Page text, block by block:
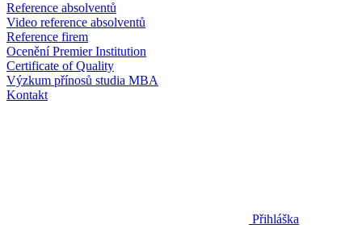
Reference absolventů
Video reference absolventů
Reference firem
Ocenění Premier Institution
Certificate of Quality
Výzkum přínosů studia MBA
Kontakt
Přihláška